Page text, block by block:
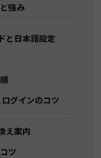
強み
と日本語設定
グインのコツ
え案内
ツ